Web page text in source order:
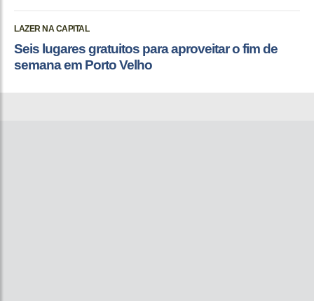
LAZER NA CAPITAL
Seis lugares gratuitos para aproveitar o fim de
semana em Porto Velho